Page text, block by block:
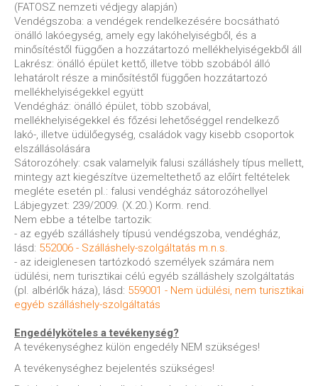
(FATOSZ nemzeti védjegy alapján)
Vendégszoba: a vendégek rendelkezésére bocsátható
önálló lakóegység, amely egy lakóhelyiségből, és a
minősítéstől függően a hozzátartozó mellékhelyiségekből áll
Lakrész: önálló épület kettő, illetve több szobából álló
lehatárolt része a minősítéstől függően hozzátartozó
mellékhelyiségekkel együtt
Vendégház: önálló épület, több szobával,
mellékhelyiségekkel és főzési lehetőséggel rendelkező
lakó-, illetve üdülőegység, családok vagy kisebb csoportok
elszállásolására
Sátorozóhely: csak valamelyik falusi szálláshely típus mellett,
mintegy azt kiegészítve üzemeltethető az előírt feltételek
megléte esetén pl.: falusi vendégház sátorozóhellyel
Lábjegyzet: 239/2009. (X.20.) Korm. rend.
Nem ebbe a tételbe tartozik:
- az egyéb szálláshely típusú vendégszoba, vendégház,
lásd: 552006 - Szálláshely-szolgáltatás m.n.s.
- az ideiglenesen tartózkodó személyek számára nem
üdülési, nem turisztikai célú egyéb szálláshely szolgáltatás
(pl. albérlők háza), lásd: 559001 - Nem üdülési, nem turisztikai
egyéb szálláshely-szolgáltatás
Engedélyköteles a tevékenység?
A tevékenységhez külön engedély NEM szükséges!
A tevékenységhez bejelentés szükséges!